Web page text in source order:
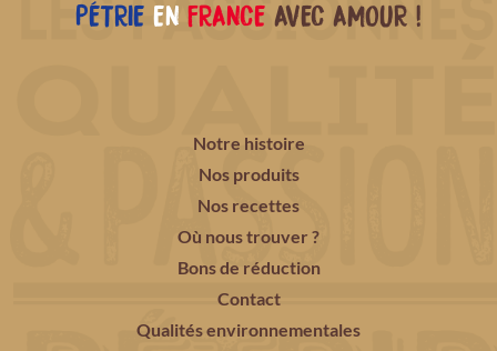
PÉTRIE EN FRANCE AVEC AMOUR !
Notre histoire
Nos produits
Nos recettes
Où nous trouver ?
Bons de réduction
Contact
Qualités environnementales